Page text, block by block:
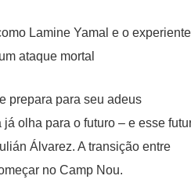
Lamine Yamal e o experiente
ataque mortal
prepara para seu adeus
olha para o futuro – e esse
Álvarez. A transição entre
no Camp Nou.